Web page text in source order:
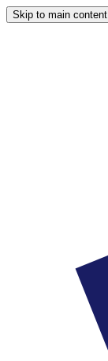
Skip to main content